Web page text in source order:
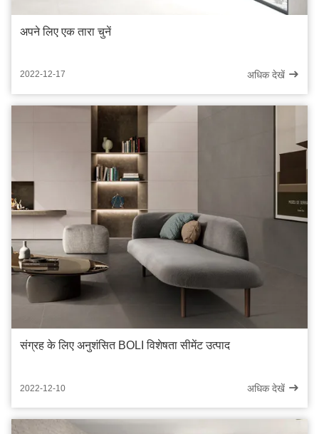
अपने लिए एक तारा चुनें
2022-12-17 अधिक देखें
संग्रह के लिए अनुशंसित BOLI विशेषता सीमेंट उत्पाद
2022-12-10 अधिक देखें